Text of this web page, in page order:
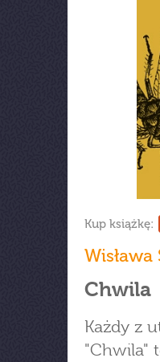
Kup książkę:
Chwila
Każdy z
"Chwila"